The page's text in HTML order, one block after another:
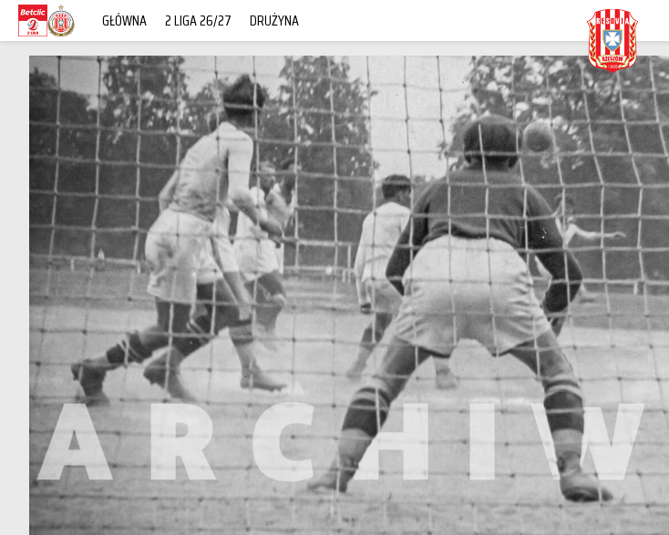
GŁÓWNA 2 LIGA 26/27 DRUŻYNA